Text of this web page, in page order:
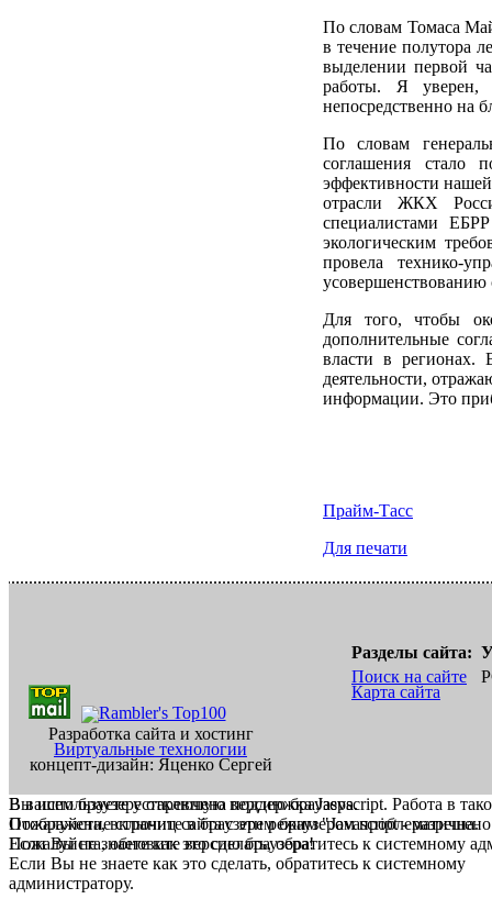
По словам Томаса
в течение полутора
выделении первой
работы. Я уверен,
непосредственно на
По словам
соглашения стало
эффективности
отрасли ЖКХ
специалистами
экологическим
провела технико-
Для того, чтобы
дополнительные
власти в регионах.
деятельности,
информации. Это
Прайм-Тасс
Для печати
Разработка сайта и хостинг
Виртуальные технологии
концепт-дизайн: Яценко Сергей
Разделы сайта:
Поиск на сайте
Карта сайта
В вашем браузере отключена поддержка Jasvscript. Работа в
Пожалуйста, включите в браузере режим "Javascript -
Если Вы не знаете как это сделать, обратитесь к системному
Вы используете устаревшую версию браузера.
Отображение страниц сайта с этим браузером проблематична.
Пожалуйста, обновите версию браузера!
Если Вы не знаете как это сделать, обратитесь к системному
администратору.